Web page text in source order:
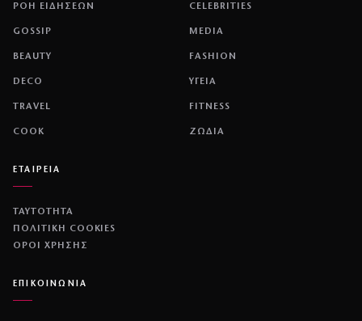
ΡΟΗ ΕΙΔΗΣΕΩΝ CELEBRITIES
GOSSIP MEDIA
BEAUTY FASHION
DECO ΥΓΕΙΑ
TRAVEL FITNESS
COOK ΖΩΔΙΑ
ΕΤΑΙΡΕΙΑ
ΤΑΥΤΟΤΗΤΑ
ΠΟΛΙΤΙΚΉ COOKIES
ΌΡΟΙ ΧΡΉΣΗΣ
ΕΠΙΚΟΙΝΩΝΙΑ